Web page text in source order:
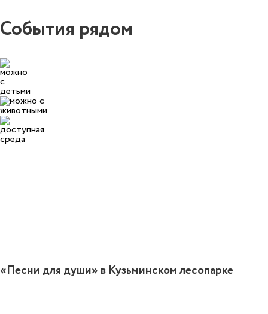
События рядом
«Песни для души» в Кузьминском лесопарке